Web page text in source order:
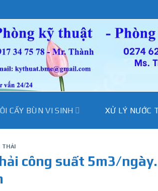
CẤY BÙN VI SINH XỬ LÝ NƯỚC
THẢI
công suất 5m3/ngày.